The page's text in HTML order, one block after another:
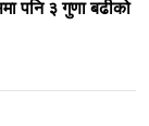
पनि ३ गुणा बढीको